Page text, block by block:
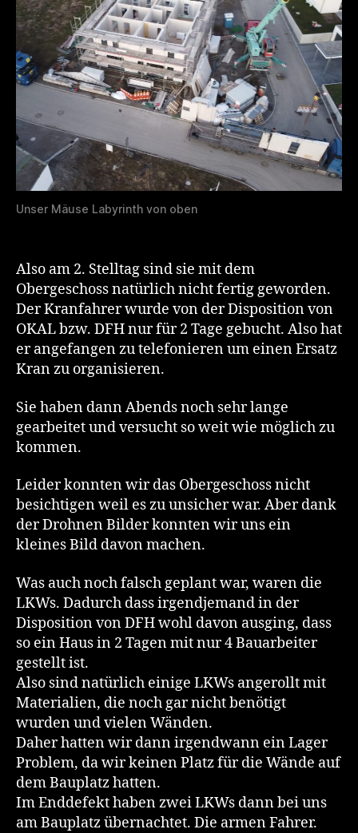
Unser Mäuse Labyrinth von oben
Also am 2. Stelltag sind sie mit dem
Obergeschoss natürlich nicht fertig geworden.
Der Kranfahrer wurde von der Disposition von
OKAL bzw. DFH nur für 2 Tage gebucht. Also hat
er angefangen zu telefonieren um einen Ersatz
Kran zu organisieren.
Sie haben dann Abends noch sehr lange
gearbeitet und versucht so weit wie möglich zu
kommen.
Leider konnten wir das Obergeschoss nicht
besichtigen weil es zu unsicher war. Aber dank
der Drohnen Bilder konnten wir uns ein
kleines Bild davon machen.
Was auch noch falsch geplant war, waren die
LKWs. Dadurch dass irgendjemand in der
Disposition von DFH wohl davon ausging, dass
so ein Haus in 2 Tagen mit nur 4 Bauarbeiter
gestellt ist.
Also sind natürlich einige LKWs angerollt mit
Materialien, die noch gar nicht benötigt
wurden und vielen Wänden.
Daher hatten wir dann irgendwann ein Lager
Problem, da wir keinen Platz für die Wände auf
dem Bauplatz hatten.
Im Enddefekt haben zwei LKWs dann bei uns
am Bauplatz übernachtet. Die armen Fahrer.